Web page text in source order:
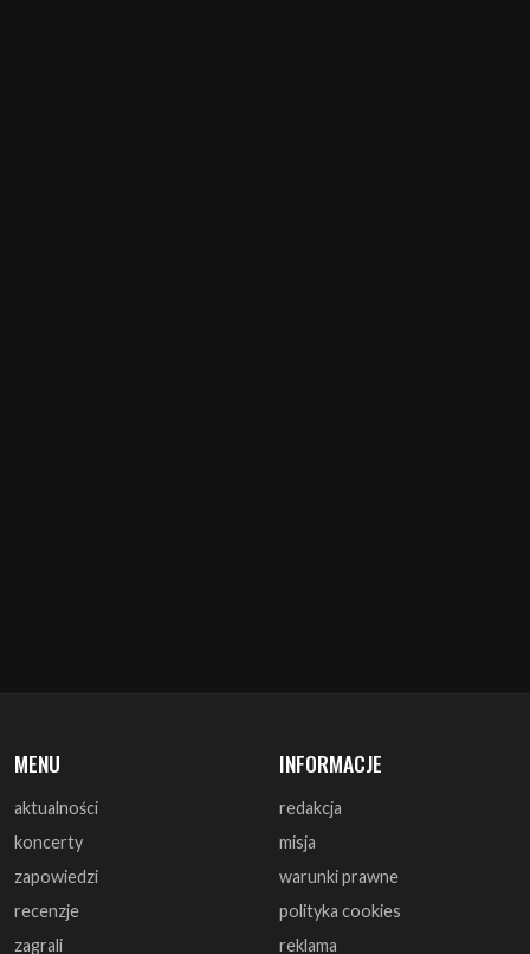
MENU
aktualności
koncerty
zapowiedzi
recenzje
zagrali
INFORMACJE
redakcja
misja
warunki prawne
polityka cookies
reklama